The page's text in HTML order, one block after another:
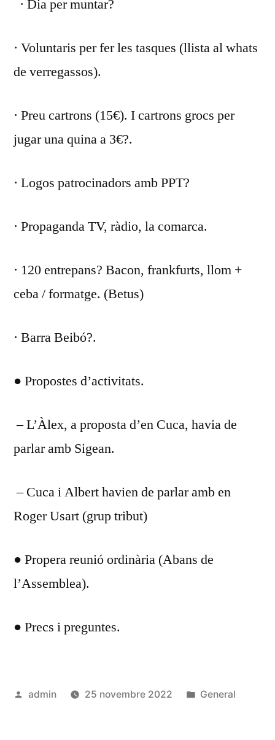
· Dia per muntar?
· Voluntaris per fer les tasques (llista al whats
de verregassos).
· Preu cartrons (15€). I cartrons grocs per
jugar una quina a 3€?.
· Logos patrocinadors amb PPT?
· Propaganda TV, ràdio, la comarca.
· 120 entrepans? Bacon, frankfurts, llom +
ceba / formatge. (Betus)
· Barra Beibó?.
● Propostes d’activitats.
– L’Àlex, a proposta d’en Cuca, havia de
parlar amb Sigean.
– Cuca i Albert havien de parlar amb en
Roger Usart (grup tribut)
● Propera reunió ordinària (Abans de
l’Assemblea).
● Precs i preguntes.
Publicat
admin 25 novembre 2022
Publicat
General